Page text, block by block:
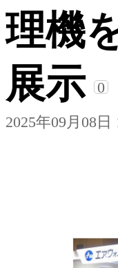
理機
展示
0
2025年09月08日